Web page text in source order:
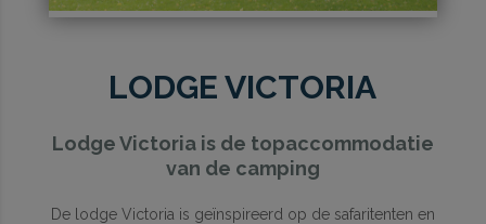
LODGE VICTORIA
Lodge Victoria is de topaccommodatie
van de camping
De lodge Victoria is geïnspireerd op de safaritenten en